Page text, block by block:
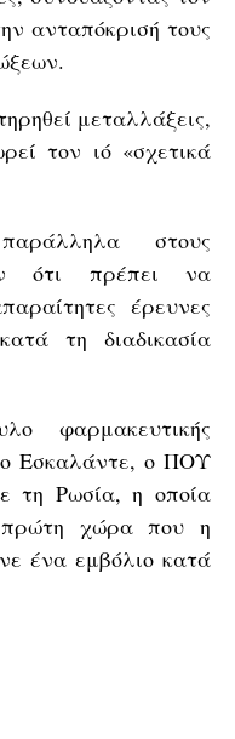
ανταπόκρισή τους
μεταλλάξεις,
τον ιό «σχετικά
στους
ότι πρέπει να
έρευνες
τη διαδικασία
φαρμακευτικής
Εσκαλάντε, ο ΠΟΥ
τη Ρωσία, η οποία
χώρα που η
ένα εμβόλιο κατά